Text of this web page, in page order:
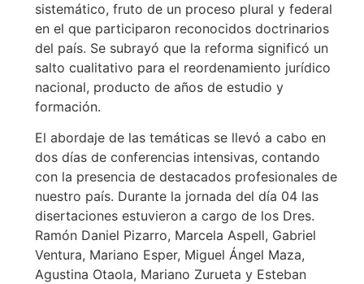
sistemático, fruto de un proceso plural y federal
en el que participaron reconocidos doctrinarios
del país. Se subrayó que la reforma significó un
salto cualitativo para el reordenamiento jurídico
nacional, producto de años de estudio y
formación.
El abordaje de las temáticas se llevó a cabo en
dos días de conferencias intensivas, contando
con la presencia de destacados profesionales de
nuestro país. Durante la jornada del día 04 las
disertaciones estuvieron a cargo de los Dres.
Ramón Daniel Pizarro, Marcela Aspell, Gabriel
Ventura, Mariano Esper, Miguel Ángel Maza,
Agustina Otaola, Mariano Zurueta y Esteban